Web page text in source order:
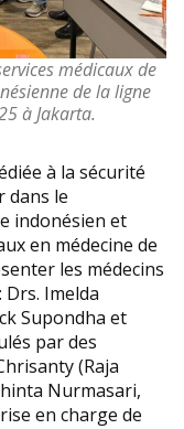
médicaux de
de la ligne
à Jakarta.
à la sécurité
dans le
indonésien et
en médecine de
les médecins
Drs. Imelda
Supondha et
par des
(Raja
Nurmasari,
en charge de